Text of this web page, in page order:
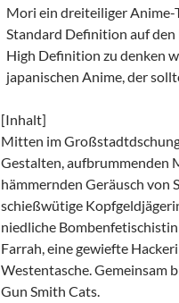
Mori ein dreiteiliger Anime-
Standard Definition auf
High Definition zu denken
japanischen Anime, der
[Inhalt]
Mitten im
Gestalten, aufbrummenden
hämmernden Geräusch von
schießwütige
niedliche
Farrah, eine gewiefte
Westentasche. Gemeinsam
Gun Smith Cats.